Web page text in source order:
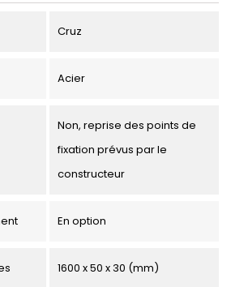
Cruz
Acier
Non, reprise des points de
fixation prévus par le
constructeur
En option
1600 x 50 x 30 (mm)